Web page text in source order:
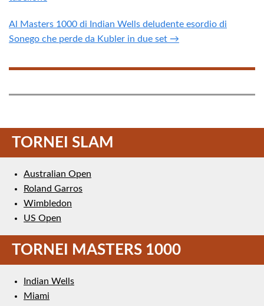
Al Masters 1000 di Indian Wells deludente esordio di
Sonego che perde da Kubler in due set →
TORNEI SLAM
Australian Open
Roland Garros
Wimbledon
US Open
TORNEI MASTERS 1000
Indian Wells
Miami